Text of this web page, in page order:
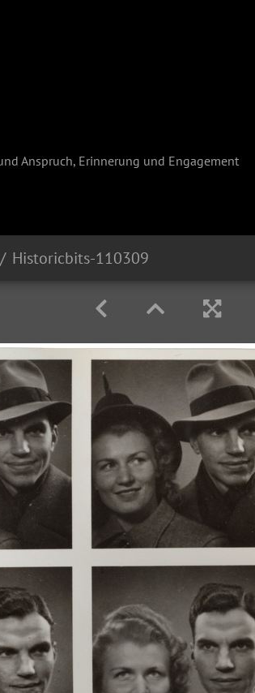
Anspruch, Erinnerung und Engagement
Historicbits-110309